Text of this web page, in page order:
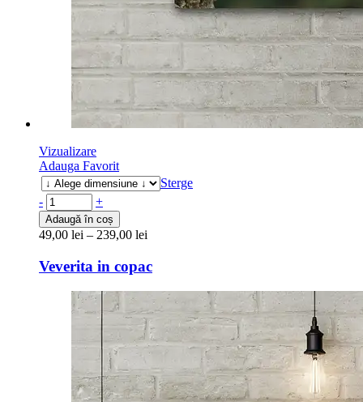
Vizualizare
Adauga Favorit
Sterge
-
+
Adaugă în coș
49,00 lei – 239,00 lei
Veverita in copac